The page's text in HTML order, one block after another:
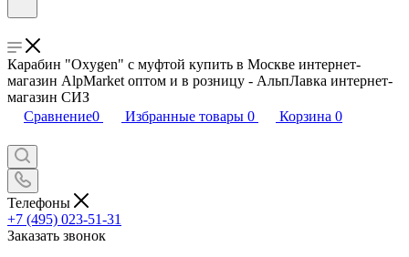
Карабин "Oxygen" с муфтой купить в Москве интернет-
магазин AlpMarket оптом и в розницу - АльпЛавка интернет-
магазин СИЗ
Сравнение0 Избранные товары 0 Корзина 0
Телефоны
+7 (495) 023-51-31
Заказать звонок